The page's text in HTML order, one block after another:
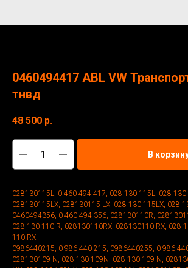
0460494417 ABL VW
тнвд
48 500 р.
В
028130115L, 0 460 494 417, 028 130 115L, 028 130
028130115LX, 028130115 LX, 028 130 115LX, 028
0460494356, 0 460 494 356, 028130110R,
028 130 110 R, 028130110RX, 028130110 RX, 028
110 RX.
0986440215, 0 986 440 215, 0986440255, 0 986
028130109 N, 028 130 109N, 028 130 109 N,